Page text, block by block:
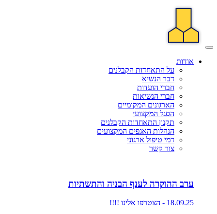
אודות
על התאחדות הקבלנים
דבר הנשיא
חברי הועדות
חברי הנשיאות
הארגונים המקומיים
הסגל המקצועי
תקנון התאחדות הקבלנים
הנהלות האגפים המקצועים
דמי טיפול ארגוני
צור קשר
ערב ההוקרה לענף הבניה והתשתיות
18.09.25 - הצטרפו אלינו !!!!